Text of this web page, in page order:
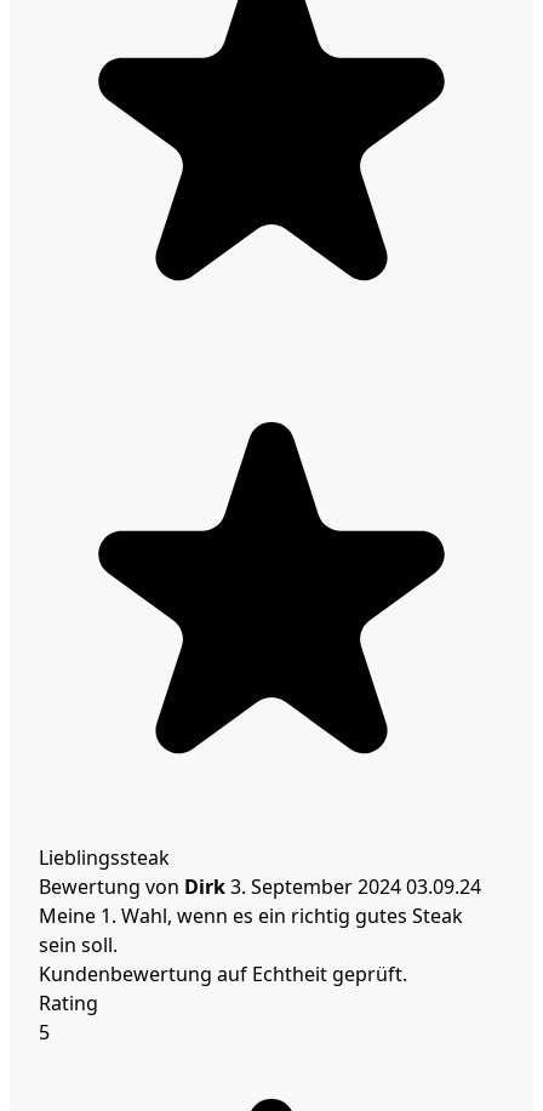
Lieblingssteak
Bewertung von Dirk3. September 202403.09.24
Meine 1. Wahl, wenn es ein richtig gutes Steak
sein soll.
Kundenbewertung auf Echtheit geprüft.
Rating
5